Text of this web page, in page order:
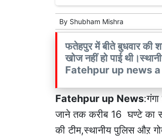
By Shubham Mishra
फतेहपुर में बीते बुधवार की
खोज नहीं हो पाई
Fatehpur up news
Fatehpur up News
जाने तक करीब 16 घण्टे का
की टीम,स्थानीय पुलिस औऱ